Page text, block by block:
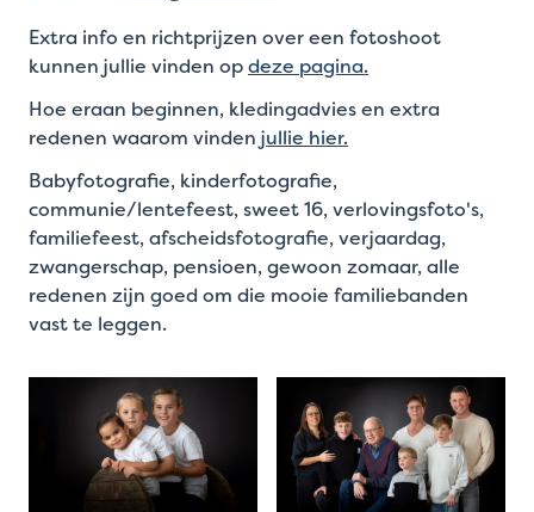
Extra info en richtprijzen over een fotoshoot
kunnen jullie vinden opdeze pagina.
Hoe eraan beginnen, kledingadvies en extra
redenen waarom vinden jullie hier.
Babyfotografie, kinderfotografie,
communie/lentefeest, sweet 16, verlovingsfoto's,
familiefeest, afscheidsfotografie, verjaardag,
zwangerschap, pensioen, gewoon zomaar, alle
redenen zijn goed om die mooie familiebanden
vast te leggen.